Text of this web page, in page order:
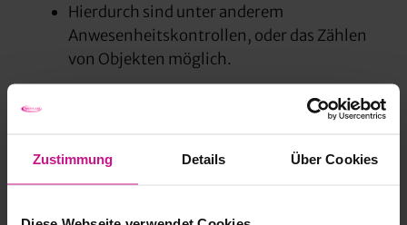
Zustimmung Details Über Cookies
Hierdurch sind unter anderem
Anwesenheitskontrollen, oder das Zählen
von Objekten möglich.
„anomale“ Daten.
Üblicherweise wird mit einer geringen